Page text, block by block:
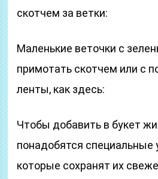
скотчем за ветки:
Маленькие веточки с
примотать скотчем или с
ленты, как здесь:
Чтобы добавить в букет
понадобятся специальные
которые сохранят их